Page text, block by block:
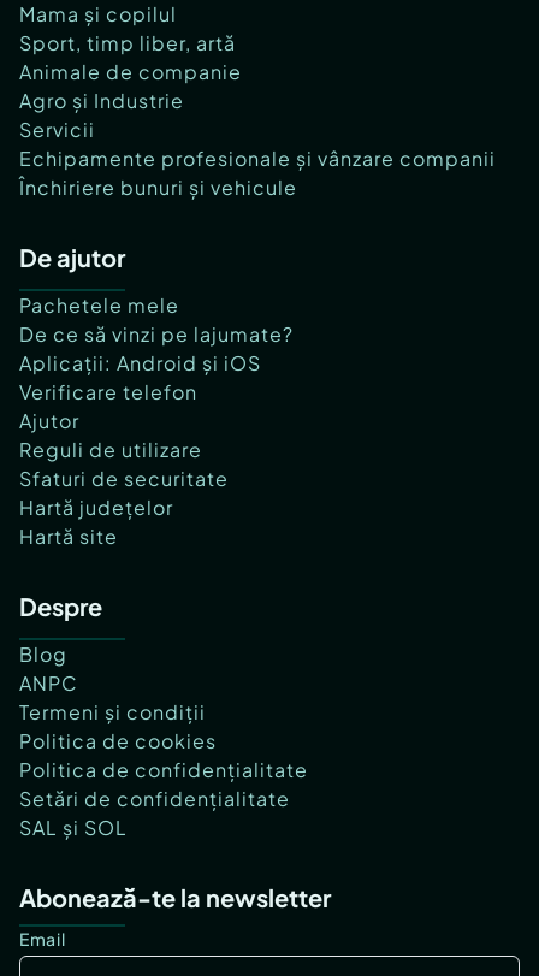
Mama și copilul
Sport, timp liber, artă
Animale de companie
Agro și Industrie
Servicii
Echipamente profesionale și vânzare companii
Închiriere bunuri și vehicule
De ajutor
Pachetele mele
De ce să vinzi pe lajumate?
Aplicații: Android și iOS
Verificare telefon
Ajutor
Reguli de utilizare
Sfaturi de securitate
Hartă județelor
Hartă site
Despre
Blog
ANPC
Termeni și condiții
Politica de cookies
Politica de confidențialitate
Setări de confidențialitate
SAL și SOL
Abonează-te la newsletter
Email